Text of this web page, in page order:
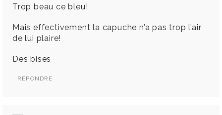
Trop beau ce bleu!
Mais effectivement la capuche n’a pas trop l’air
de lui plaire!
Des bises
RÉPONDRE